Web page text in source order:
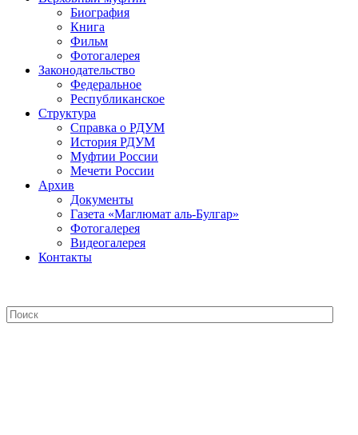
Биография
Книга
Фильм
Фотогалерея
Законодательство
Федеральное
Республиканское
Структура
Справка о РДУМ
История РДУМ
Муфтии России
Мечети России
Архив
Документы
Газета «Маглюмат аль-Булгар»
Фотогалерея
Видеогалерея
Контакты